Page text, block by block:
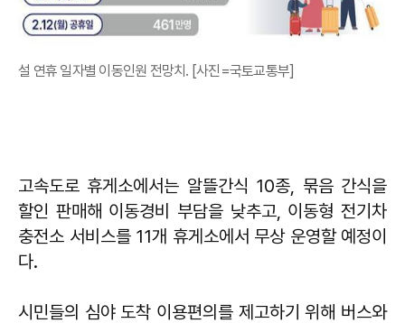
설 연휴 일자별 이동인원 전망치. [사진=국토교통부]
고속도로 휴게소에서는 알뜰간식 10종, 묶음 간식을
할인 판매해 이동경비 부담을 낮추고, 이동형 전기차
충전소 서비스를 11개 휴게소에서 무상 운영할 예정이
다.
시민들의 심야 도착 이용편의를 제고하기 위해 버스와